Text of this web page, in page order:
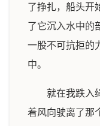
了挣扎，船头开
了它沉入水中的
一股不可抗拒的
中。
就在我跌入
着风向驶离了那